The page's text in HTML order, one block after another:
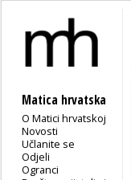
Matica hrvatska
O Matici hrvatskoj
Novosti
Učlanite se
Odjeli
Ogranci